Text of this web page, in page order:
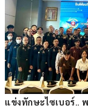
แข่งทักษะไซเบอร์